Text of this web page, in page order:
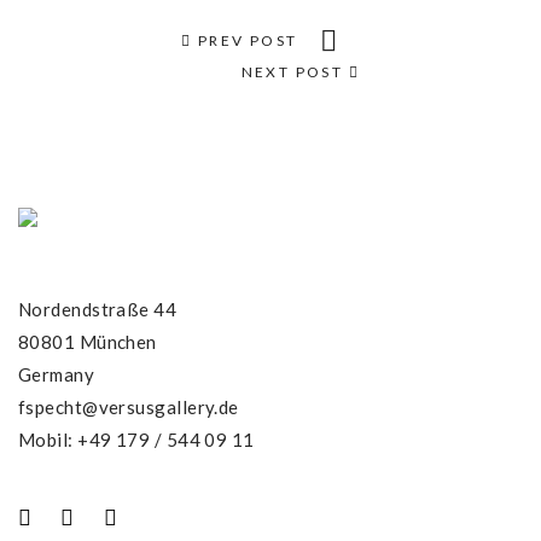
PREV POST
NEXT POST
Nordendstraße 44
80801 München
Germany
fspecht@versusgallery.de
Mobil: +49 179 / 544 09 11